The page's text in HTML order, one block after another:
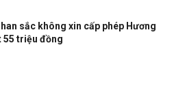
sắc không xin cấp phép Hương
55 triệu đồng